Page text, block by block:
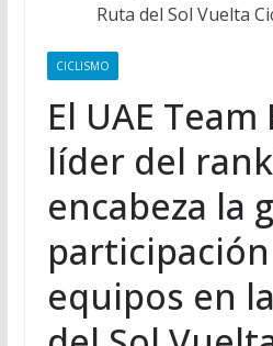
CICLISMO
El UAE
líder del
encabeza la
equipos en